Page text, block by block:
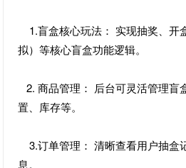
1.盲盒核心玩法： 实现抽奖、开
拟）等核心盲盒功能逻辑。
2. 商品管理： 后台可灵活管理盲
置、库存等。
3.订单管理： 清晰查看用户抽盒
息。